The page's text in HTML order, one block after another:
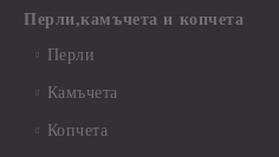
Перли,камъчета и копчета
Перли
Камъчета
Копчета